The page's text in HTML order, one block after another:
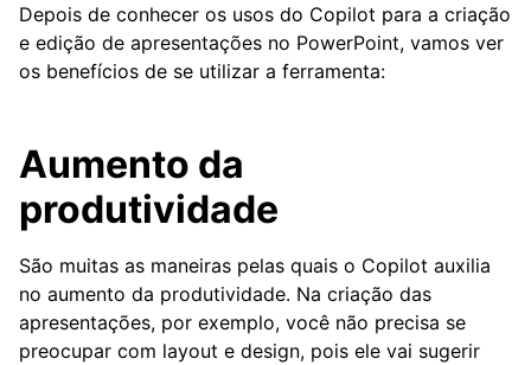
Depois de conhecer os usos do Copilot para a criação
e edição de apresentações no PowerPoint, vamos ver
os benefícios de se utilizar a ferramenta:
Aumento da
produtividade
São muitas as maneiras pelas quais o Copilot auxilia
no aumento da produtividade. Na criação das
apresentações, por exemplo, você não precisa se
preocupar com layout e design, pois ele vai sugerir